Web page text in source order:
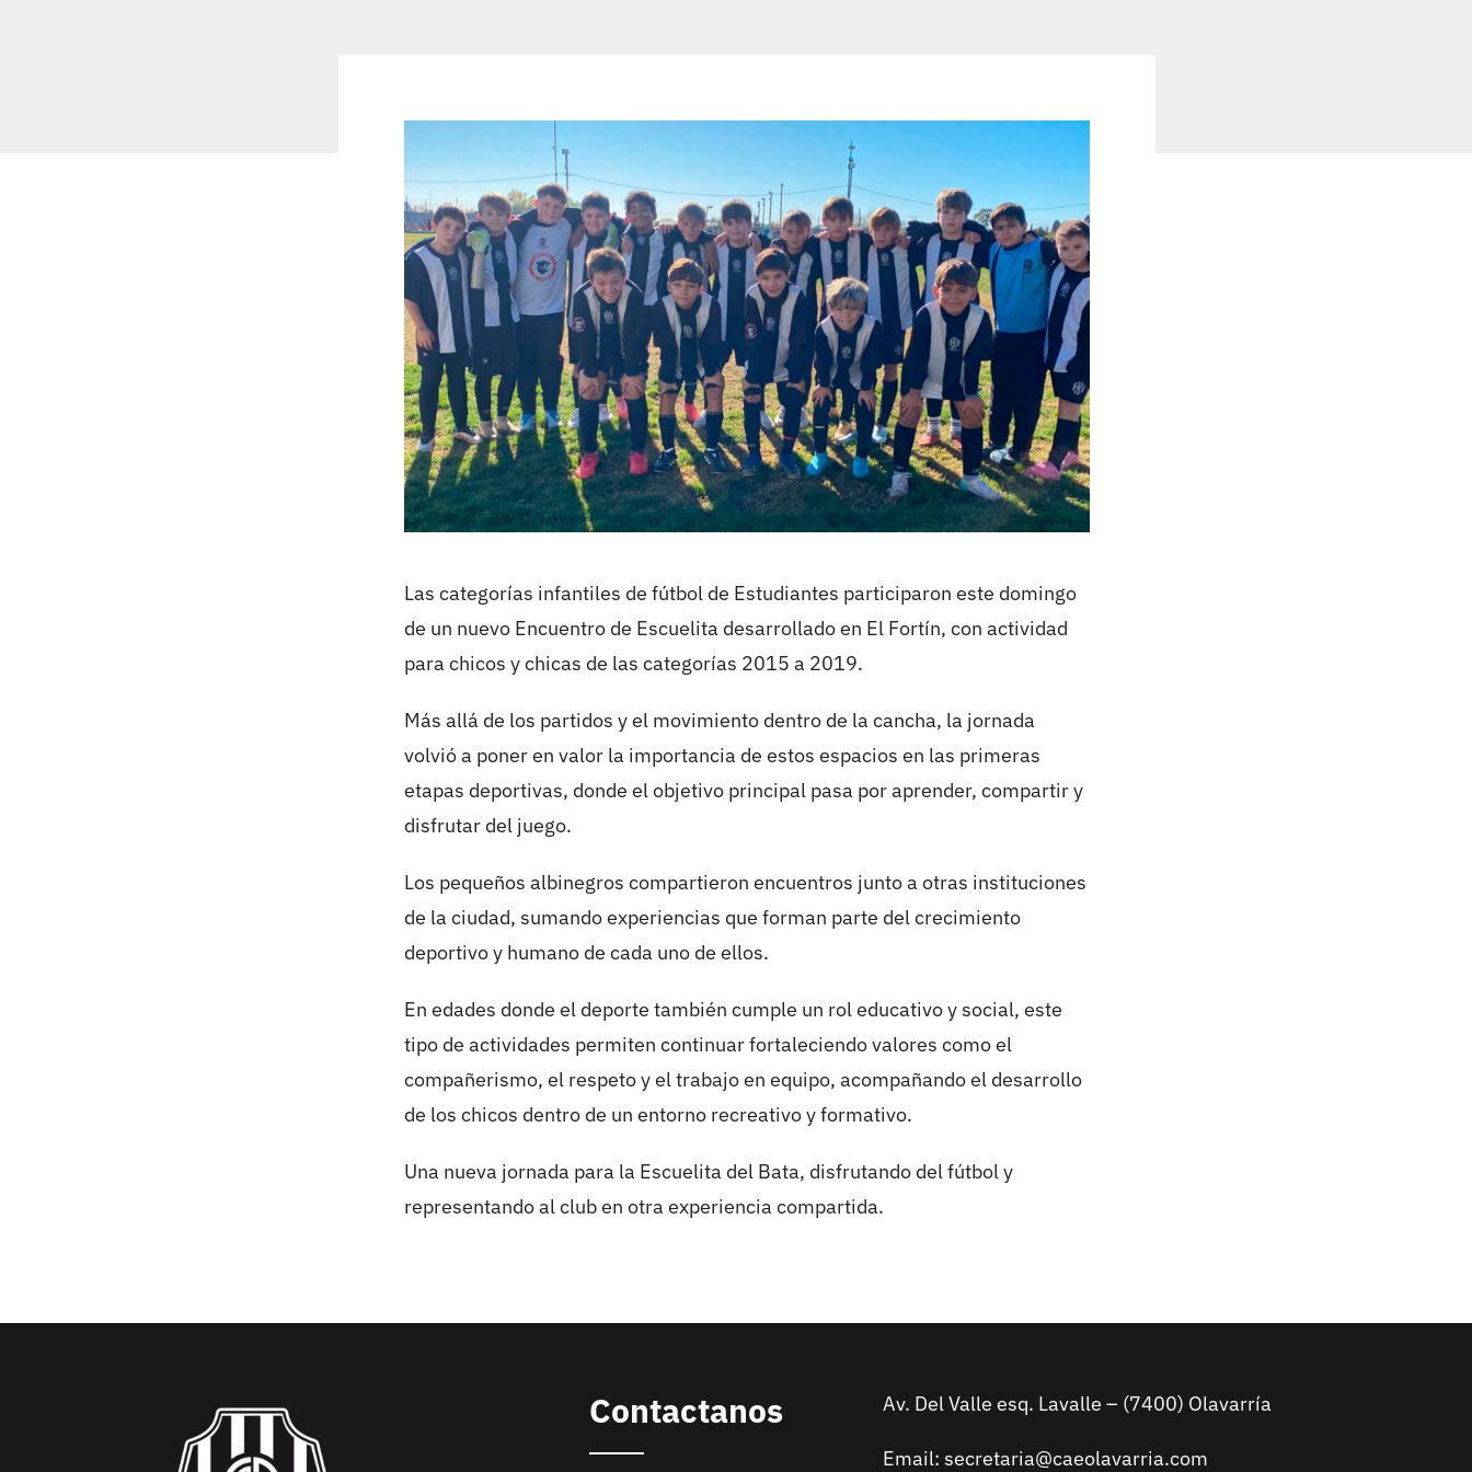
Las categorías infantiles de fútbol de Estudiantes participaron este domingo
de un nuevo Encuentro de Escuelita desarrollado en El Fortín, con actividad
para chicos y chicas de las categorías 2015 a 2019.
Más allá de los partidos y el movimiento dentro de la cancha, la jornada
volvió a poner en valor la importancia de estos espacios en las primeras
etapas deportivas, donde el objetivo principal pasa por aprender, compartir y
disfrutar del juego.
Los pequeños albinegros compartieron encuentros junto a otras instituciones
de la ciudad, sumando experiencias que forman parte del crecimiento
deportivo y humano de cada uno de ellos.
En edades donde el deporte también cumple un rol educativo y social, este
tipo de actividades permiten continuar fortaleciendo valores como el
compañerismo, el respeto y el trabajo en equipo, acompañando el desarrollo
de los chicos dentro de un entorno recreativo y formativo.
Una nueva jornada para la Escuelita del Bata, disfrutando del fútbol y
representando al club en otra experiencia compartida.
Contactanos Av. Del Valle esq. Lavalle – (7400) Olavarría
Email: secretaria@caeolavarria.com